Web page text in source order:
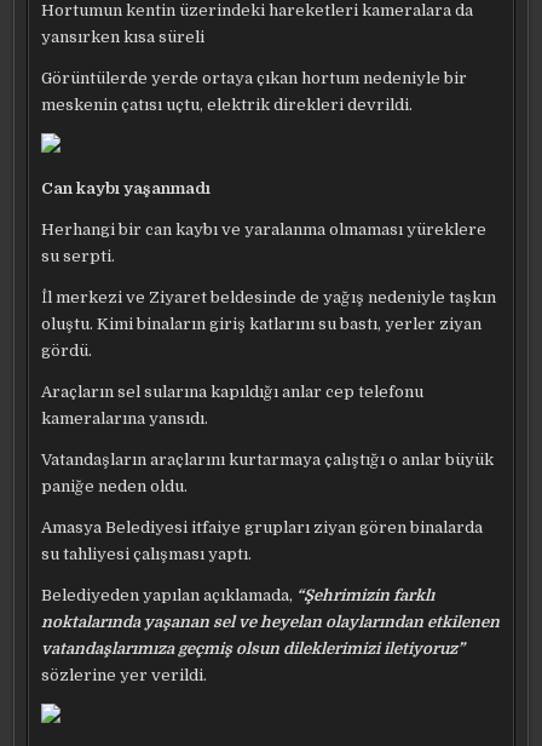
Hortumun kentin üzerindeki hareketleri kameralara da
yansırken kısa süreli
Görüntülerde yerde ortaya çıkan hortum nedeniyle bir
meskenin çatısı uçtu, elektrik direkleri devrildi.
Can kaybı yaşanmadı
Herhangi bir can kaybı ve yaralanma olmaması yüreklere
su serpti.
İl merkezi ve Ziyaret beldesinde de yağış nedeniyle taşkın
oluştu. Kimi binaların giriş katlarını su bastı, yerler ziyan
gördü.
Araçların sel sularına kapıldığı anlar cep telefonu
kameralarına yansıdı.
Vatandaşların araçlarını kurtarmaya çalıştığı o anlar büyük
paniğe neden oldu.
Amasya Belediyesi itfaiye grupları ziyan gören binalarda
su tahliyesi çalışması yaptı.
Belediyeden yapılan açıklamada, “Şehrimizin farklı
noktalarında yaşanan sel ve heyelan olaylarından etkilenen
vatandaşlarımıza geçmiş olsun dileklerimizi iletiyoruz”
sözlerine yer verildi.